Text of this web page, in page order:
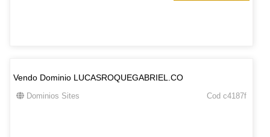
Vendo Dominio LUCASROQUEGABRIEL.CO
Dominios Sites Cod c4187f